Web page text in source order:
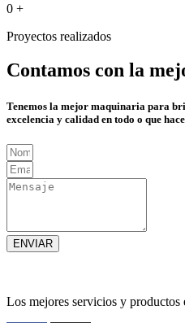
0 +
Proyectos realizados
Contamos con la
Tenemos la mejor maquinaria para
excelencia y calidad en todo o que
ENVIAR
Los mejores servicios y productos